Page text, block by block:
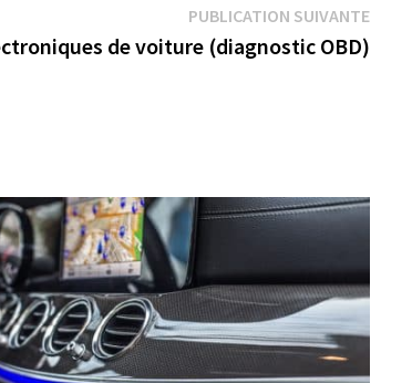
PUBLICATION SUIVANTE
de voiture (diagnostic OBD)